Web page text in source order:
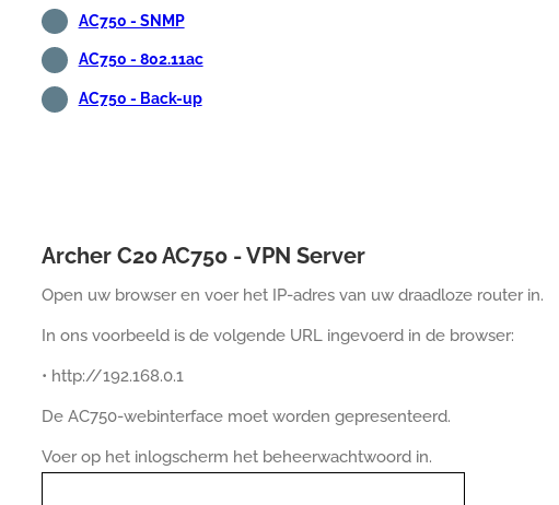
AC750 - SNMP
AC750 - 802.11ac
AC750 - Back-up
Archer C20 AC750 - VPN Server
Open uw browser en voer het IP-adres van uw draadloze router in.
In ons voorbeeld is de volgende URL ingevoerd in de browser:
• http://192.168.0.1
De AC750-webinterface moet worden gepresenteerd.
Voer op het inlogscherm het beheerwachtwoord in.